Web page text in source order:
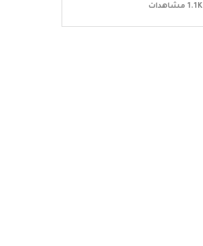
1.1K مشاهدات